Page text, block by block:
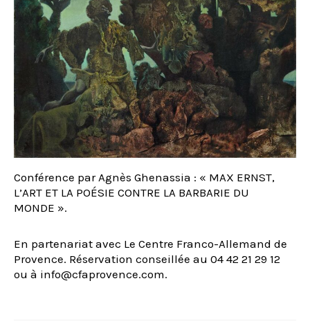
Conférence par Agnès Ghenassia : « MAX ERNST,
L’ART ET LA POÉSIE CONTRE LA BARBARIE DU
MONDE ».
En partenariat avec Le Centre Franco-Allemand de
Provence. Réservation conseillée au 04 42 21 29 12
ou à info@cfaprovence.com.